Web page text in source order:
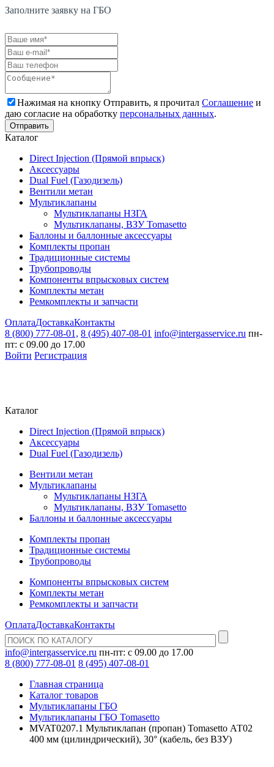
Заполните заявку на ГБО
Нажимая на кнопку Отправить, я прочитал Соглашение и
даю согласие на обработку персональных данных.
Каталог
Direct Injection (Прямой впрыск)
Аксессуары
Dual Fuel (Газодизель)
Вентили метан
Мультиклапаны
Мультиклапаны НЗГА
Мультиклапаны, ВЗУ Tomasetto
Баллоны и баллонные аксессуары
Комплекты пропан
Традиционные системы
Трубопроводы
Компоненты впрысковых систем
Комплекты метан
Ремкомплекты и запчасти
ОплатаДоставкаКонтакты
8 (800) 777-08-01, 8 (495) 407-08-01 info@intergasservice.ru пн-
пт: с 09.00 до 17.00
Войти Регистрация
Каталог
Direct Injection (Прямой впрыск)
Аксессуары
Dual Fuel (Газодизель)
Вентили метан
Мультиклапаны
Мультиклапаны НЗГА
Мультиклапаны, ВЗУ Tomasetto
Баллоны и баллонные аксессуары
Комплекты пропан
Традиционные системы
Трубопроводы
Компоненты впрысковых систем
Комплекты метан
Ремкомплекты и запчасти
ОплатаДоставкаКонтакты
info@intergasservice.ru пн-пт: с 09.00 до 17.00
8 (800) 777-08-01 8 (495) 407-08-01
Главная страница
Каталог товаров
Мультиклапаны ГБО
Мультиклапаны ГБО Tomasetto
MVAT0207.1 Мультиклапан (пропан) Tomasetto АТ02
400 мм (цилиндрический), 30° (кабель, без ВЗУ)